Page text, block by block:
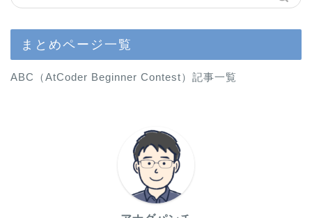
まとめページ一覧
ABC（AtCoder Beginner Contest）記事一覧